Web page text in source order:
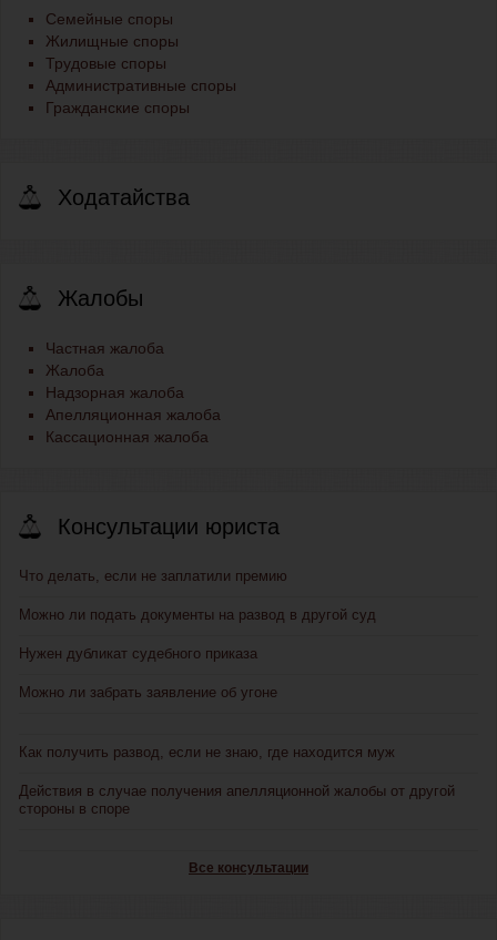
Семейные споры
Жилищные споры
Трудовые споры
Административные споры
Гражданские споры
Ходатайства
Жалобы
Частная жалоба
Жалоба
Надзорная жалоба
Апелляционная жалоба
Кассационная жалоба
Консультации юриста
Что делать, если не заплатили премию
Можно ли подать документы на развод в другой суд
Нужен дубликат судебного приказа
Можно ли забрать заявление об угоне
Как получить развод, если не знаю, где находится муж
Действия в случае получения апелляционной жалобы от другой
стороны в споре
Все консультации